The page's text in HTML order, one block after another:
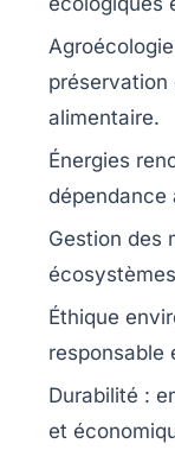
Agroécologie
préservation
alimentaire.
Énergies
dépendance
Gestion des
écosystèmes
Éthique
responsable
Durabilité :
et